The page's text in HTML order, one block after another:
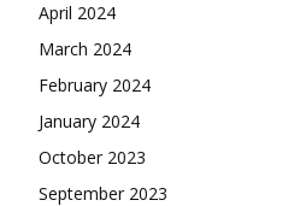
April 2024
March 2024
February 2024
January 2024
October 2023
September 2023